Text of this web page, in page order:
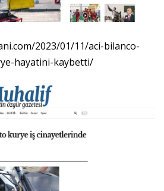
2023/01/11/aci-bilanco-
hayatini-kaybetti/